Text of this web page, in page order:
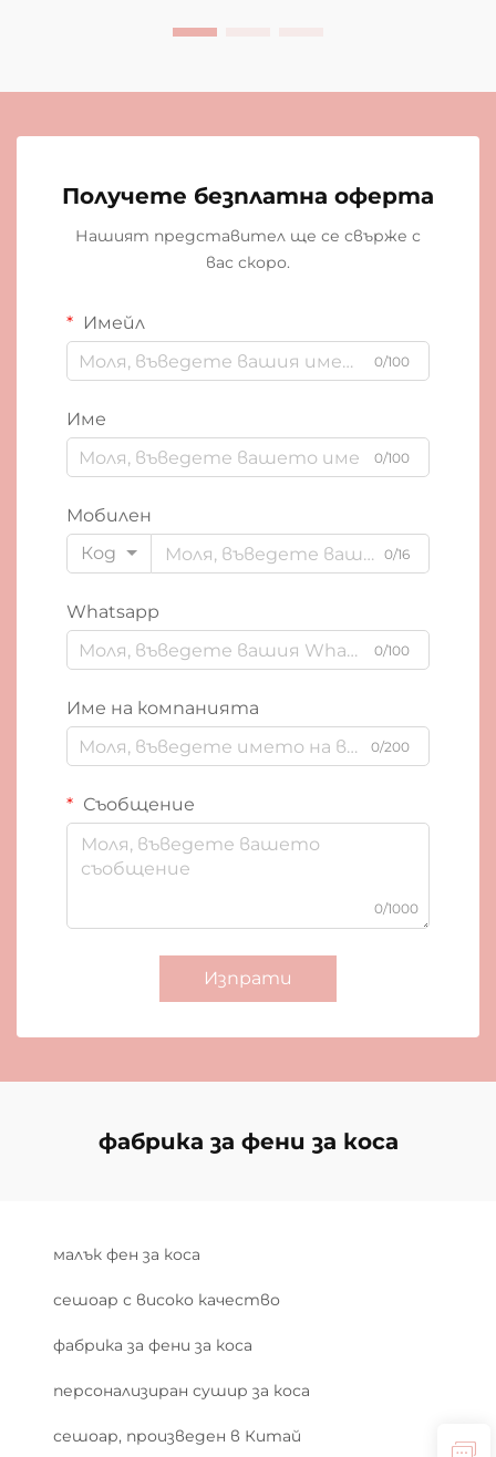
Получете безплатна оферта
Нашият представител ще се свърже с
вас скоро.
Имейл
0/100
Име
0/100
Мобилен
Код
0/16
Whatsapp
0/100
Име на компанията
0/200
Съобщение
0/1000
Изпрати
фабрика за фени за коса
малък фен за коса
сешоар с високо качество
фабрика за фени за коса
персонализиран сушир за коса
сешоар, произведен в Китай